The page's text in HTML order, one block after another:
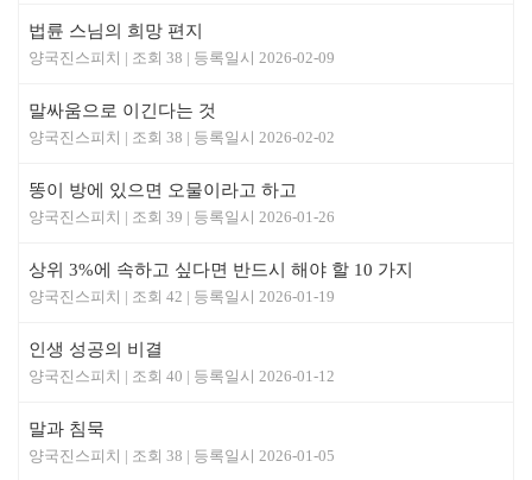
법륜 스님의 희망 편지
양국진스피치 38 2026-02-09
말싸움으로 이긴다는 것
양국진스피치 38 2026-02-02
똥이 방에 있으면 오물이라고 하고
양국진스피치 39 2026-01-26
상위 3%에 속하고 싶다면 반드시 해야 할 10 가지
양국진스피치 42 2026-01-19
인생 성공의 비결
양국진스피치 40 2026-01-12
말과 침묵
양국진스피치 38 2026-01-05